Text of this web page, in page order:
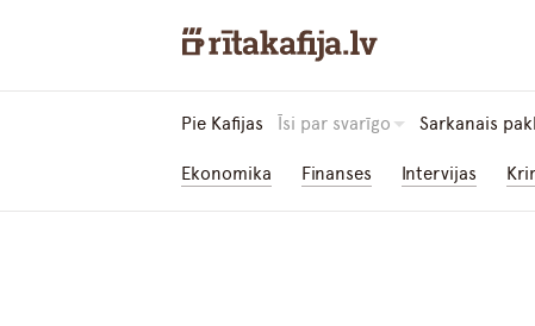
Pie Kafijas Īsi par svarīgo Sarkanais
Ekonomika Finanses Intervijas